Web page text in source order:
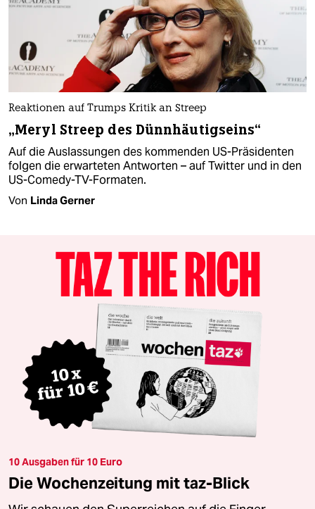
Reaktionen auf Trumps Kritik an Streep
„Meryl Streep des Dünnhäutigseins“
Auf die Auslassungen des kommenden US-Präsidenten
folgen die erwarteten Antworten – auf Twitter und in den
US-Comedy-TV-Formaten.
Von Linda Gerner
10 Ausgaben für 10 Euro
Die Wochenzeitung mit taz-Blick